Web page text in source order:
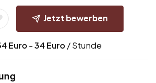
Jetzt bewerben
Euro -34 Euro / Stunde